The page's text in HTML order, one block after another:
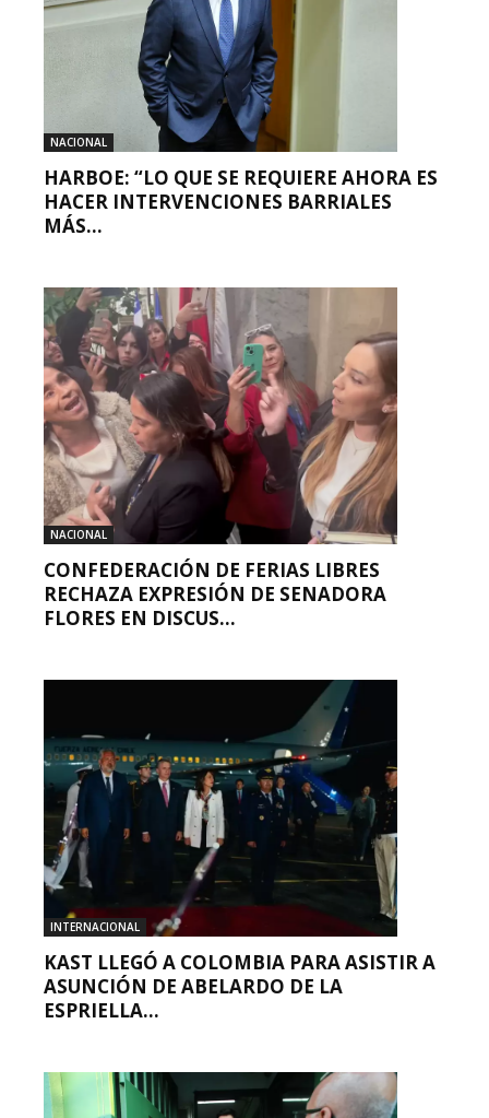
NACIONAL
HARBOE: “LO QUE SE REQUIERE AHORA ES
HACER INTERVENCIONES BARRIALES
MÁS...
NACIONAL
CONFEDERACIÓN DE FERIAS LIBRES
RECHAZA EXPRESIÓN DE SENADORA
FLORES EN DISCUS...
INTERNACIONAL
KAST LLEGÓ A COLOMBIA PARA ASISTIR A
ASUNCIÓN DE ABELARDO DE LA
ESPRIELLA...